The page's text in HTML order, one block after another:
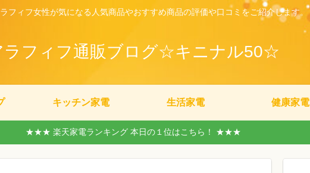
フィフ女性が気になる人気商品やおすすめ商品の評価や口コミをご紹介します。
ラフィフ通販ブログ☆キニナル50☆
キッチン家電 生活家電 健康家電
★★★ 楽天家電ランキング 本日の１位はこちら！ ★★★